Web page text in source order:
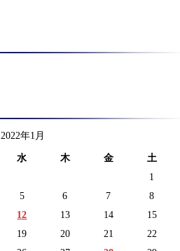
2022年1月
水 木 金
土
1
5 6 7
8
12 13 14
15
19 20 21
22